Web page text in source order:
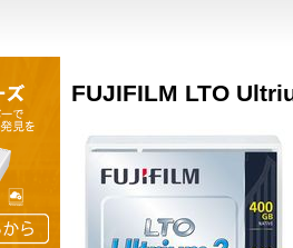
FUJIFILM LTO